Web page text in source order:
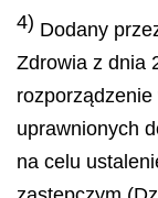
4) Dodany
Zdrowia z dnia
uprawnionych
na celu